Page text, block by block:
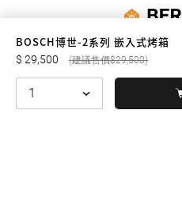
BOSCH博世-2系列 嵌入式烤箱
29,500 29,500
友誠
© BERNARD 2021